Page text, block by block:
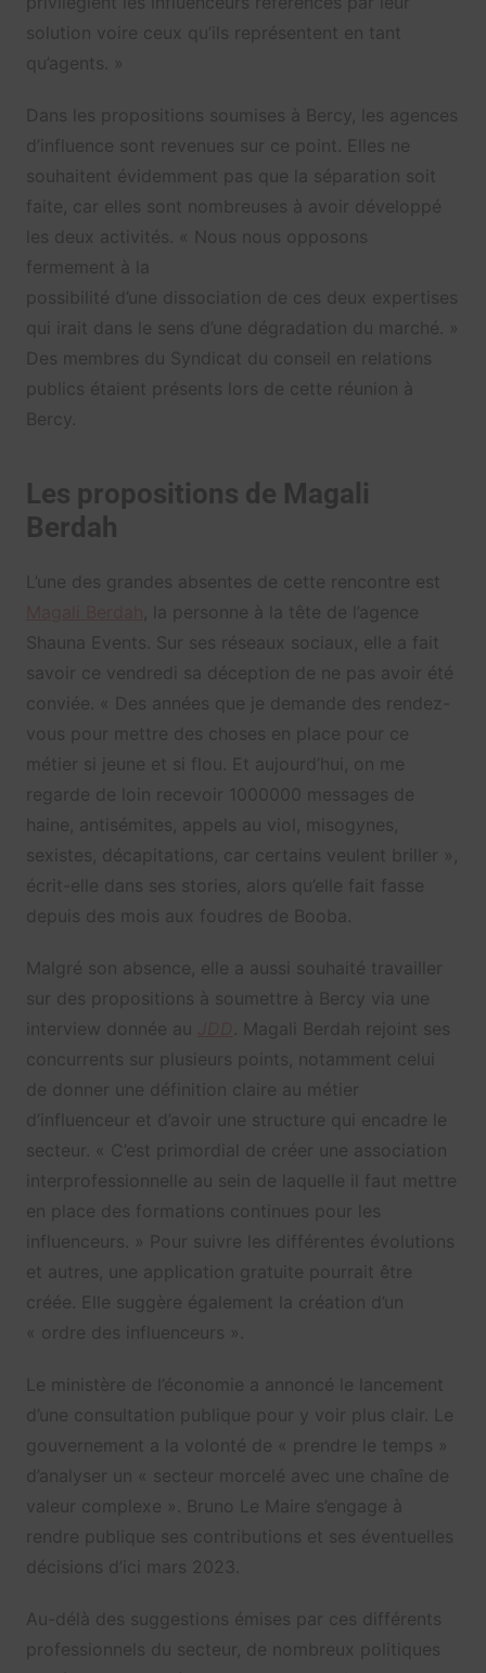
solution voire ceux qu’ils représentent en tant
qu’agents. »
Dans les propositions soumises à Bercy, les agences
d’influence sont revenues sur ce point. Elles ne
souhaitent évidemment pas que la séparation soit
faite, car elles sont nombreuses à avoir développé
les deux activités. « Nous nous opposons
fermement à la
possibilité d’une dissociation de ces deux expertises
qui irait dans le sens d’une dégradation du marché. »
Des membres du Syndicat du conseil en relations
publics étaient présents lors de cette réunion à
Bercy.
Les propositions de Magali
Berdah
L’une des grandes absentes de cette rencontre est
, la personne à la tête de l’agence
Shauna Events. Sur ses réseaux sociaux, elle a fait
savoir ce vendredi sa déception de ne pas avoir été
conviée. « Des années que je demande des rendez-
vous pour mettre des choses en place pour ce
métier si jeune et si flou. Et aujourd’hui, on me
regarde de loin recevoir 1000000 messages de
haine, antisémites, appels au viol, misogynes,
sexistes, décapitations, car certains veulent briller »,
écrit-elle dans ses stories, alors qu’elle fait fasse
depuis des mois aux foudres de Booba.
Malgré son absence, elle a aussi souhaité travailler
sur des propositions à soumettre à Bercy via une
interview donnée au
. Magali Berdah rejoint ses
concurrents sur plusieurs points, notamment celui
de donner une définition claire au métier
d’influenceur et d’avoir une structure qui encadre le
secteur. « C’est primordial de créer une association
interprofessionnelle au sein de laquelle il faut mettre
en place des formations continues pour les
influenceurs. » Pour suivre les différentes évolutions
et autres, une application gratuite pourrait être
créée. Elle suggère également la création d’un
« ordre des influenceurs ».
Le ministère de l’économie a annoncé le lancement
d’une consultation publique pour y voir plus clair. Le
gouvernement a la volonté de « prendre le temps »
d’analyser un « secteur morcelé avec une chaîne de
valeur complexe ». Bruno Le Maire s’engage à
rendre publique ses contributions et ses éventuelles
décisions d’ici mars 2023.
Au-délà des suggestions émises par ces différents
professionnels du secteur, de nombreux politiques